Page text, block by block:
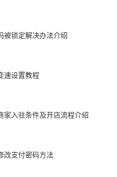
被锁定解决办法介绍
速设置教程
家入驻条件及开店流程介绍
改支付密码方法